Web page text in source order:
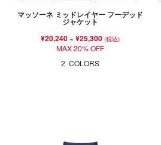
マッソーネ ミッドレイヤー フーデッド
ジャケット
¥20,240~ ¥25,300 (税込)
MAX 20% OFF
2 COLORS